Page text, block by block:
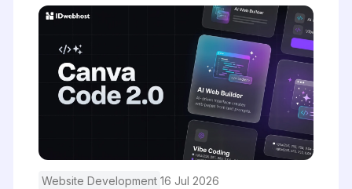
Website Development 16 Jul 2026